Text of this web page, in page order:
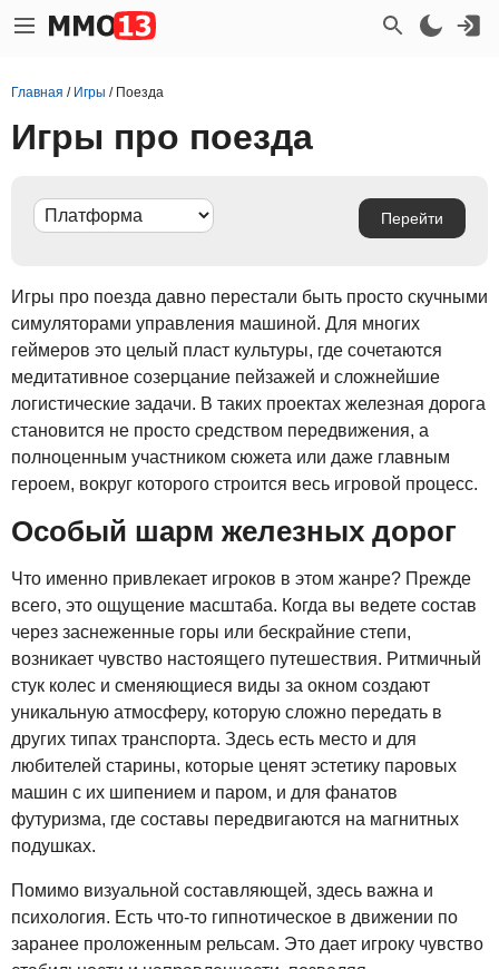
Главная / Игры / Поезда
Игры про поезда
Игры про поезда давно перестали быть просто скучными
симуляторами управления машиной. Для многих
геймеров это целый пласт культуры, где сочетаются
медитативное созерцание пейзажей и сложнейшие
логистические задачи. В таких проектах железная дорога
становится не просто средством передвижения, а
полноценным участником сюжета или даже главным
героем, вокруг которого строится весь игровой процесс.
Особый шарм железных дорог
Что именно привлекает игроков в этом жанре? Прежде
всего, это ощущение масштаба. Когда вы ведете состав
через заснеженные горы или бескрайние степи,
возникает чувство настоящего путешествия. Ритмичный
стук колес и сменяющиеся виды за окном создают
уникальную атмосферу, которую сложно передать в
других типах транспорта. Здесь есть место и для
любителей старины, которые ценят эстетику паровых
машин с их шипением и паром, и для фанатов
футуризма, где составы передвигаются на магнитных
подушках.
Помимо визуальной составляющей, здесь важна и
психология. Есть что-то гипнотическое в движении по
заранее проложенным рельсам. Это дает игроку чувство